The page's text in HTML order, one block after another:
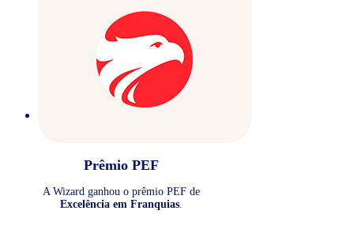
Prêmio PEF
A Wizard ganhou o prêmio PEF de
Excelência em Franquias.